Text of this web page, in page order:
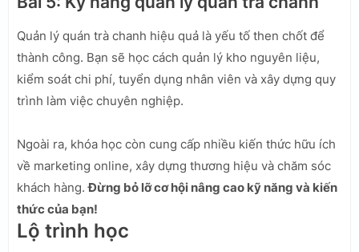
Quản lý quán trà chanh hiệu quả là yếu tố then chốt để
thành công. Bạn sẽ học cách quản lý kho nguyên liệu,
kiểm soát chi phí, tuyển dụng nhân viên và xây dựng quy
trình làm việc chuyên nghiệp.
Ngoài ra, khóa học còn cung cấp nhiều kiến thức hữu ích
về marketing online, xây dựng thương hiệu và chăm sóc
khách hàng.Đừng bỏ lỡ cơ hội nâng cao kỹ năng và kiến
thức của bạn!
Lộ trình học